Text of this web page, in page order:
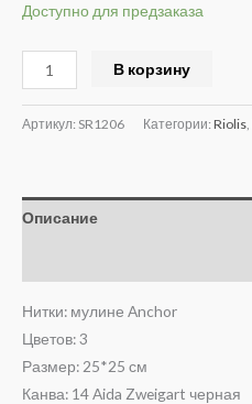
Доступно для предзаказа
В корзину
Артикул: SR1206 Категории: Riolis
Описание
Нитки: мулине Anchor
Цветов: 3
Размер: 25*25 см
Канва: 14 Aida Zweigart черная